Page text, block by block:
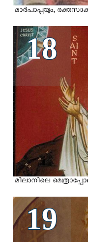
മാര്‍പാപ്പയും,
18
മിലാനിലെ
19